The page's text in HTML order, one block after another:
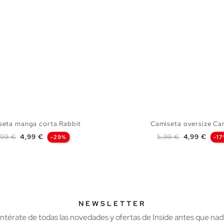
manga corta Rabbit
base
€ Precio
4,99 € -29%
Camiseta oversize
Precio base
5,99 € Precio
4,99 € -
NEWSLETTER
de todas las novedades y ofertas de Inside antes que